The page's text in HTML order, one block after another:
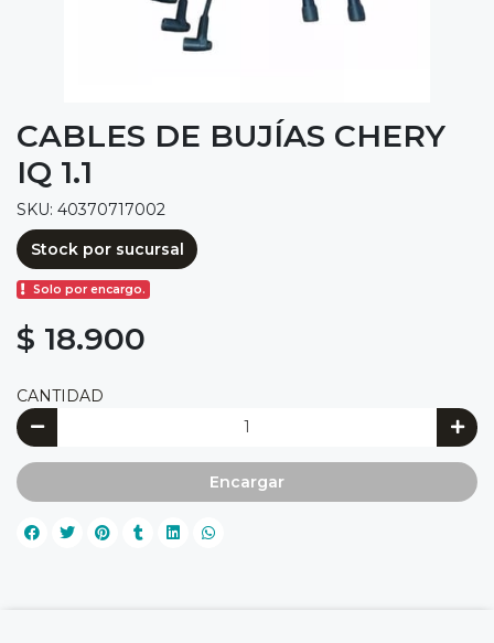
CABLES DE BUJÍAS CHERY
IQ 1.1
SKU: 40370717002
Stock por sucursal
Solo por encargo.
$ 18.900
CANTIDAD
Encargar